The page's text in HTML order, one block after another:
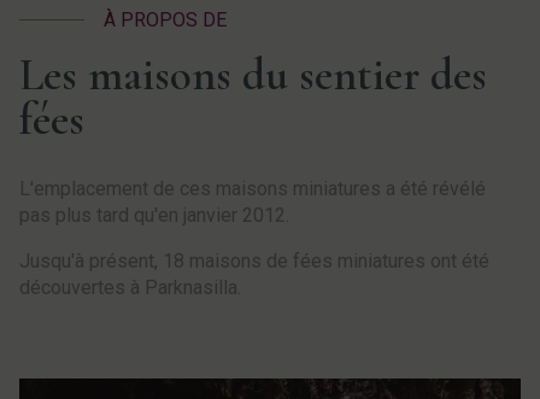
À PROPOS DE
Les maisons du sentier des
fées
L'emplacement de ces maisons miniatures a été révélé
pas plus tard qu'en janvier 2012.
Jusqu'à présent, 18 maisons de fées miniatures ont été
découvertes à Parknasilla.